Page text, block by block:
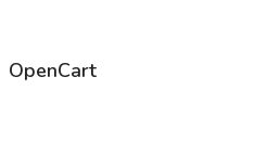
OpenCart